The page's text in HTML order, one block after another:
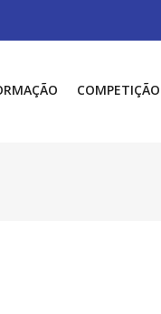
COMPETIÇÃO